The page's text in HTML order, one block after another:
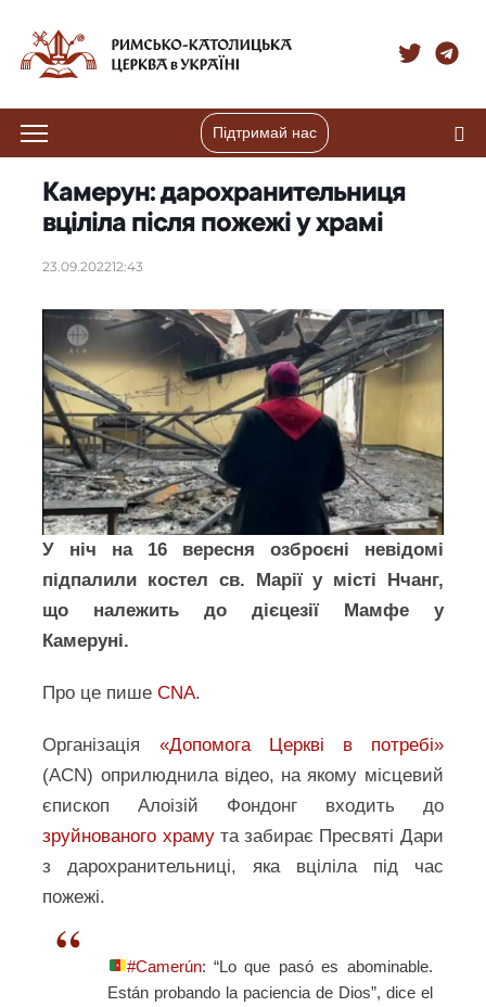
Підтримай нас
Камерун: дарохранительниця
вціліла після пожежі у храмі
23.09.202212:43
У ніч на 16 вересня озброєні невідомі
підпалили костел св. Марії у місті Нчанг,
що належить до дієцезії Мамфе у
Камеруні.
Про це пишеCNA.
Організація «Допомога Церкві в потребі»
(ACN) оприлюднила відео, на якому місцевий
єпископ Алоізій Фондонг входить до
зруйнованого храмута забирає Пресвяті Дари
з дарохранительниці, яка вціліла під час
пожежі.
#Camerún: “Lo que pasó es abominable.
Están probando la paciencia de Dios”, dice el